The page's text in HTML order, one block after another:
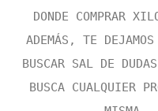
DONDE COMPRAR
ADEMÁS, TE DEJAMOS
BUSCAR SAL DE
BUSCA CUALQUIER